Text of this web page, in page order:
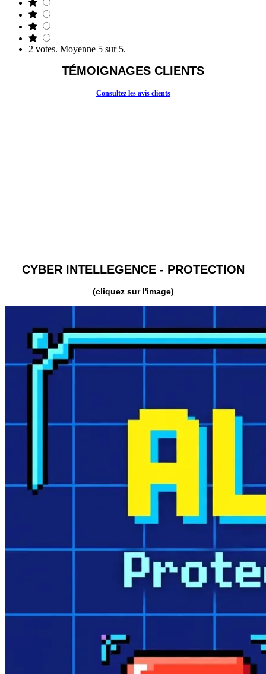
2 votes. Moyenne 5 sur 5.
TÉMOIGNAGES CLIENTS
Consultez les avis clients
CYBER INTELLEGENCE - PROTECTION
(cliquez sur l'image)